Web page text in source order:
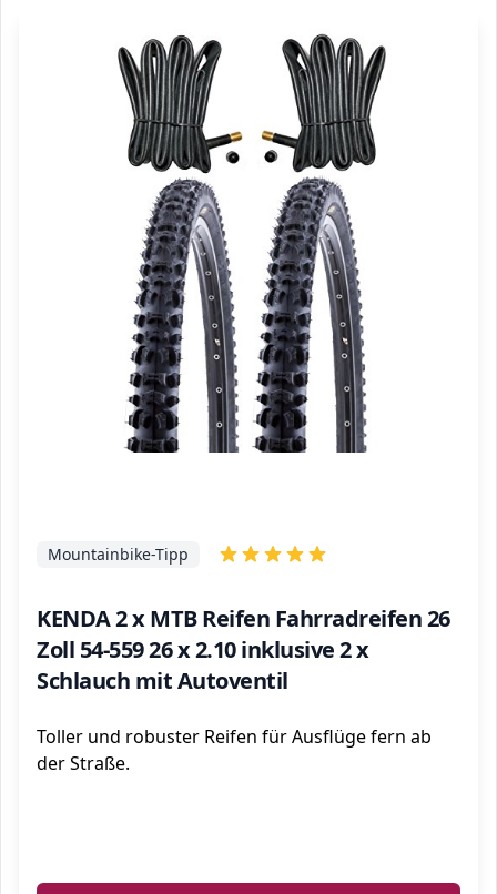
KENDA 2 x MTB Reifen Fahrradreifen 26
Zoll 54-559 26 x 2.10 inklusive 2 x
Schlauch mit Autoventil
Mountainbike-Tipp
Toller und robuster Reifen für Ausflüge fern ab
der Straße.